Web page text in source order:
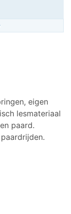
eigen
lesmateriaal
paard.